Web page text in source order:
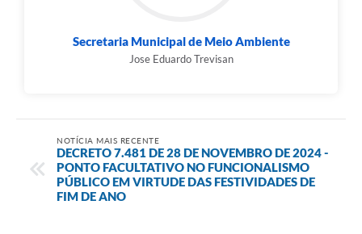
Secretaria Municipal de Meio Ambiente
Jose Eduardo Trevisan
NOTÍCIA MAIS RECENTE
DECRETO 7.481 DE 28 DE NOVEMBRO DE 2024 -
PONTO FACULTATIVO NO FUNCIONALISMO
PÚBLICO EM VIRTUDE DAS FESTIVIDADES DE
FIM DE ANO